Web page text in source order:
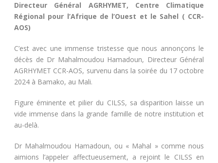
Directeur Général AGRHYMET, Centre Climatique
Régional pour l’Afrique de l’Ouest et le Sahel ( CCR-
AOS)
C’est avec une immense tristesse que nous annonçons le
décès de Dr Mahalmoudou Hamadoun, Directeur Général
AGRHYMET CCR-AOS, survenu dans la soirée du 17 octobre
2024 à Bamako, au Mali.
Figure éminente et pilier du CILSS, sa disparition laisse un
vide immense dans la grande famille de notre institution et
au-delà.
Dr Mahalmoudou Hamadoun, ou « Mahal » comme nous
aimions l’appeler affectueusement, a rejoint le CILSS en